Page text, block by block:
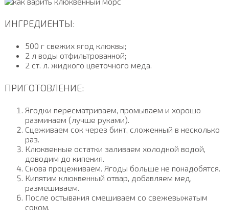
ИНГРЕДИЕНТЫ:
500 г свежих ягод клюквы;
2 л воды отфильтрованной;
2 ст. л. жидкого цветочного меда.
ПРИГОТОВЛЕНИЕ:
Ягодки пересматриваем, промываем и хорошо
разминаем (лучше руками).
Сцеживаем сок через бинт, сложенный в несколько
раз.
Клюквенные остатки заливаем холодной водой,
доводим до кипения.
Снова процеживаем. Ягоды больше не понадобятся.
Кипятим клюквенный отвар, добавляем мед,
размешиваем.
После остывания смешиваем со свежевыжатым
соком.